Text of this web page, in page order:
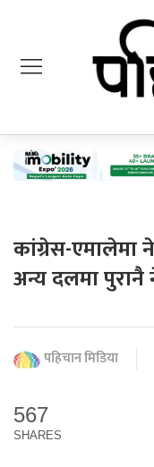
कांग्रेस-एमालेमा
अन्य दलमा पुरानै
पहिचान मिडिया
567
SHARES